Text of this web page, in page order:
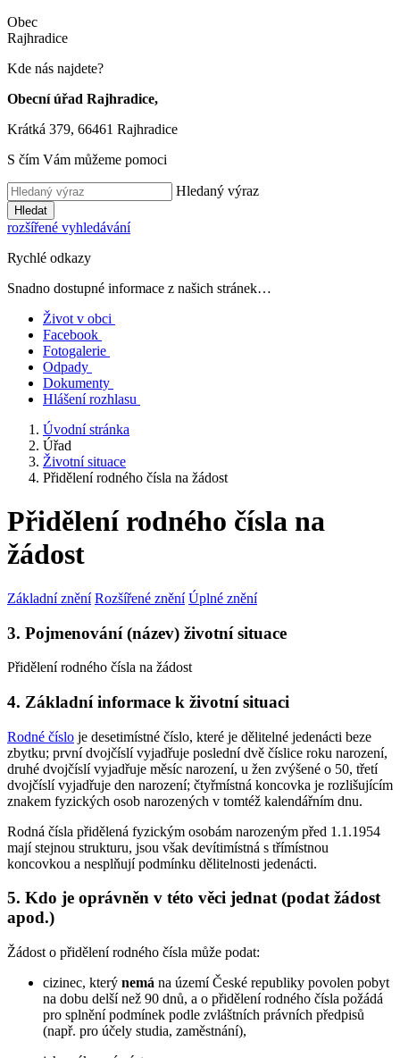
Obec
Rajhradice
Kde nás najdete?
Obecní úřad Rajhradice,
Krátká 379, 66461 Rajhradice
S čím Vám můžeme pomoci
Hledaný výraz
Hledat
rozšířené vyhledávání
Rychlé odkazy
Snadno dostupné informace z našich stránek…
Život v obci
Facebook
Fotogalerie
Odpady
Dokumenty
Hlášení rozhlasu
Úvodní stránka
Úřad
Životní situace
Přidělení rodného čísla na žádost
Přidělení rodného čísla na
žádost
Základní znění Rozšířené znění Úplné znění
3. Pojmenování (název) životní situace
Přidělení rodného čísla na žádost
4. Základní informace k životní situaci
Rodné číslo je desetimístné číslo, které je dělitelné jedenácti beze
zbytku; první dvojčíslí vyjadřuje poslední dvě číslice roku narození,
druhé dvojčíslí vyjadřuje měsíc narození, u žen zvýšené o 50, třetí
dvojčíslí vyjadřuje den narození; čtyřmístná koncovka je rozlišujícím
znakem fyzických osob narozených v tomtéž kalendářním dnu.
Rodná čísla přidělená fyzickým osobám narozeným před 1.1.1954
mají stejnou strukturu, jsou však devítimístná s třímístnou
koncovkou a nesplňují podmínku dělitelnosti jedenácti.
5. Kdo je oprávněn v této věci jednat (podat žádost
apod.)
Žádost o přidělení rodného čísla může podat:
cizinec, který nemá na území České republiky povolen pobyt
na dobu delší než 90 dnů, a o přidělení rodného čísla požádá
pro splnění podmínek podle zvláštních právních předpisů
(např. pro účely studia, zaměstnání),